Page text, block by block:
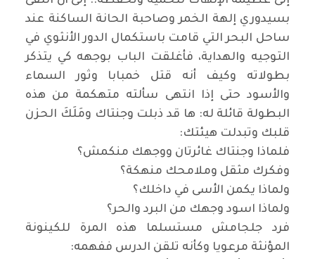
بسيدوري إلهة الخمر وصاحبة الحانة الساكنة عند
ساحل البحر التي قامت باستكمال الدور الأنثوي في
التوجيه والهداية، فأغلقت الباب بوجهه كي يتذكر
بطولاته وكيف أنه قتل خمبابا وثور السماء
والأسود حتى إذا انتهى سألته متهكمة من هذه
البطولة قائلة له: ها قد ذبلت وجنتاك ومَلَكَ الحزن
قلبك وتبدلت هيئتك:
فلماذا وجنتاك غائرتان ووجهك منكمش؟
وفكرك مثقل وملامحك منهكة؟
ولماذا يكمن الأسى في داخلك؟
ولماذا اسود وجهك من البرد والحر؟
فرد جلجامش مستسلما هذه المرة للكينونة
المؤنثة مرعويا وكأنه تلقن الدرس ففهمه: